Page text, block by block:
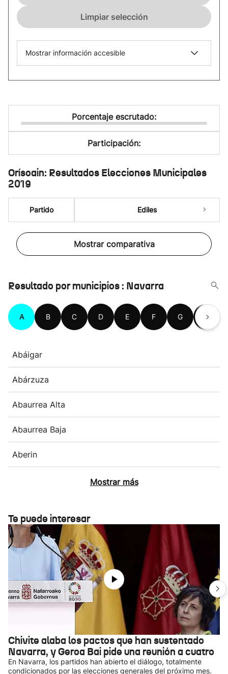
Limpiar selección
Mostrar información accesible
Porcentaje escrutado:
Participación:
Orísoain: Resultados Elecciones Municipales
2019
Partido Ediles
Mostrar comparativa
Resultado por municipios : Navarra
A B C D E F G H
Abáigar
Abárzuza
Abaurrea Alta
Abaurrea Baja
Aberin
Mostrar más
Te puede interesar
Chivite alaba los pactos que han sustentado
Navarra, y Geroa Bai pide una reunión a cuatro
En Navarra, los partidos han abierto el diálogo, totalmente
condicionados por las elecciones generales del próximo mes.